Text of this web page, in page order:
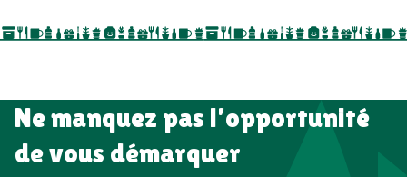
salon professionnel
Ne manquez pas l’opportunité
de vous démarquer